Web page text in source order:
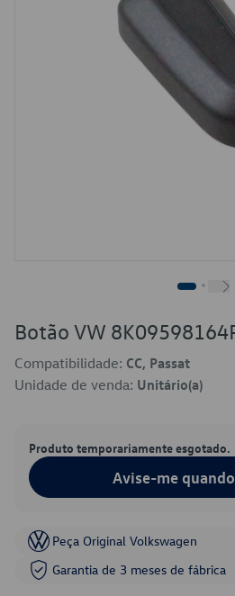
Botão VW
Compatibilidade: CC, Passat
Unidade de venda: Unitário(a)
Produto temporariamente esgotado.
Avise-me
Peça Original Volkswagen
Garantia de 3 meses de fábrica